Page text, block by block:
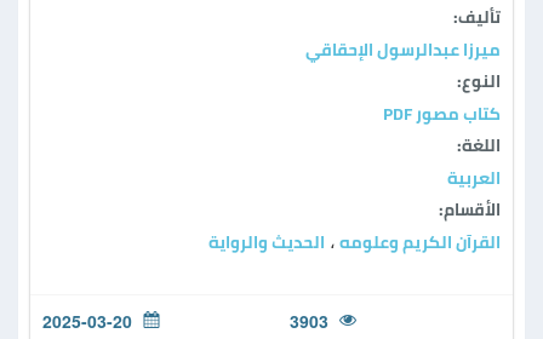
تأليف:
ميرزا عبدالرسول الإحقاقي
النوع:
كتاب مصور PDF
اللغة:
العربية
الأقسام:
القرآن الكريم وعلومه ، الحديث والرواية
3903
2025-03-20